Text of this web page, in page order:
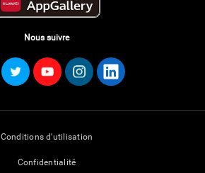
Nous suivre
Conditions d'utilisation
Confidentialité